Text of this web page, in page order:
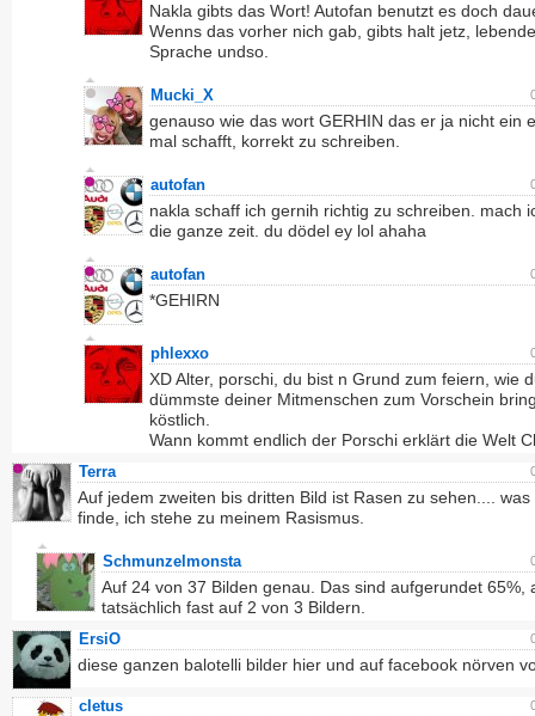
Nakla gibts das Wort! Autofan benutzt es doch
Wenns das vorher nich gab, gibts halt jetz, lebende
Sprache undso.
Mucki_X
genauso wie das wort GERHIN das er ja nicht ein
mal schafft, korrekt zu schreiben.
autofan
nakla schaff ich gernih richtig zu schreiben. mach
die ganze zeit. du dödel ey lol ahaha
autofan
*GEHIRN
phlexxo
XD Alter, porschi, du bist n Grund zum feiern, wie
dümmste deiner Mitmenschen zum Vorschein
köstlich.
Wann kommt endlich der Porschi erklärt die Welt
Terra
Auf jedem zweiten bis dritten Bild ist Rasen zu sehen.... was
finde, ich stehe zu meinem Rasismus.
Schmunzelmonsta
Auf 24 von 37 Bilden genau. Das sind aufgerundet 65%,
tatsächlich fast auf 2 von 3 Bildern.
ErsiO
diese ganzen balotelli bilder hier und auf facebook nörven
cletus